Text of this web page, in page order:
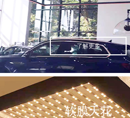
软膜天花
了解更多